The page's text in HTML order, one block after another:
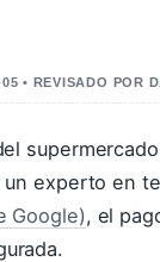
• REVISADO POR
experto en
Google), el